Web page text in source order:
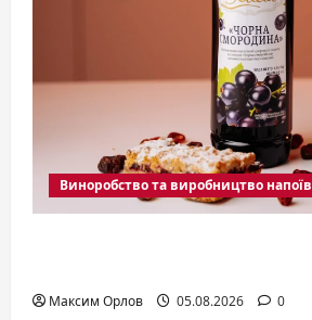
Виноробство та виробництво напоїв
Максим Орлов 05.08.2026 0